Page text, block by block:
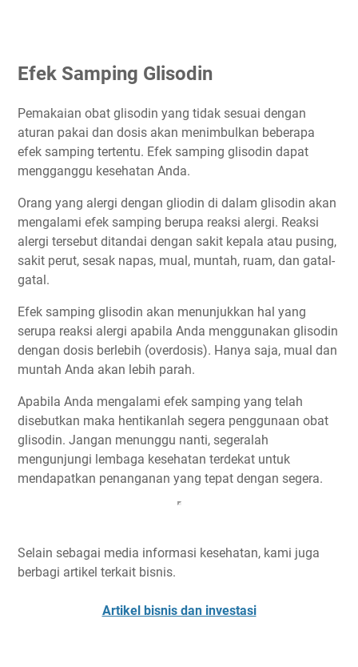
Efek Samping Glisodin
Pemakaian obat glisodin yang tidak sesuai dengan
aturan pakai dan dosis akan menimbulkan beberapa
efek samping tertentu. Efek samping glisodin dapat
mengganggu kesehatan Anda.
Orang yang alergi dengan gliodin di dalam glisodin akan
mengalami efek samping berupa reaksi alergi. Reaksi
alergi tersebut ditandai dengan sakit kepala atau pusing,
sakit perut, sesak napas, mual, muntah, ruam, dan gatal-
gatal.
Efek samping glisodin akan menunjukkan hal yang
serupa reaksi alergi apabila Anda menggunakan glisodin
dengan dosis berlebih (overdosis). Hanya saja, mual dan
muntah Anda akan lebih parah.
Apabila Anda mengalami efek samping yang telah
disebutkan maka hentikanlah segera penggunaan obat
glisodin. Jangan menunggu nanti, segeralah
mengunjungi lembaga kesehatan terdekat untuk
mendapatkan penanganan yang tepat dengan segera.
Selain sebagai media informasi kesehatan, kami juga
berbagi artikel terkait bisnis.
Artikel bisnis dan investasi